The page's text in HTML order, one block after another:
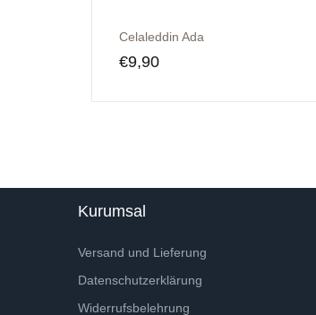
Celaleddin Ada
€9,90
Kurumsal
Versand und Lieferung
Datenschutzerklärung
Widerrufsbelehrung